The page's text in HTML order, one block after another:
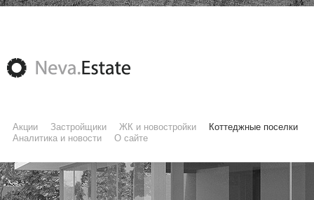
Акции Застройщики ЖК и новостройки
Коттеджные поселки
Аналитика и новости
О сайте